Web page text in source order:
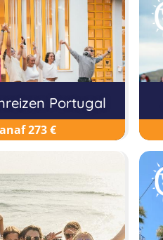
Portugal
273 €